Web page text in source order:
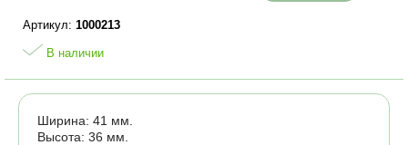
Артикул: 1000213
В наличии
Ширина: 41 мм.
Высота: 36 мм.